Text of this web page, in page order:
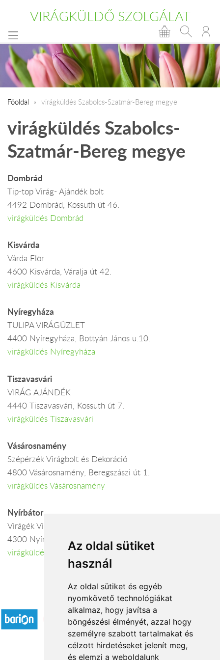
Az oldal sütiket
használ
Az oldal sütiket és egyéb
nyomkövető technológiákat
alkalmaz, hogy javítsa a
böngészési élményét, azzal hogy
személyre szabott tartalmakat és
célzott hirdetéseket jelenít meg,
és elemzi a weboldalunk
VIRÁGKÜLDŐ SZOLGÁLAT
Főoldal virágküldés Szabolcs-Szatmár-Bereg megye
virágküldés Szabolcs-
Szatmár-Bereg megye
Dombrád
Tip-top Virág- Ajándék bolt
4492 Dombrád, Kossuth út 46.
virágküldés Dombrád
Kisvárda
Várda Flör
4600 Kisvárda, Váralja út 42.
virágküldés Kisvárda
Nyíregyháza
TULIPA VIRÁGÜZLET
4400 Nyíregyháza, Bottyán János u.10.
virágküldés Nyíregyháza
Tiszavasvári
VIRÁG AJÁNDÉK
4440 Tiszavasvári, Kossuth út 7.
virágküldés Tiszavasvári
Vásárosnamény
Szépérzék Virágbolt és Dekoráció
4800 Vásárosnamény, Beregszászi út 1.
virágküldés Vásárosnamény
Nyírbátor
Virágék Virágboltja
4300 Nyírbátor, Szentvér u. 15.
virágküldés Nyírbátor
Elfogadott fizetési módok